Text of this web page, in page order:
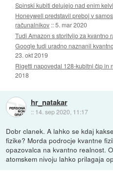
Spinski kubiti delujejo nad enim
Honeywell predstavil preboj v
računalnikov ::5. mar 2020
Tudi Amazon s storitvijo za kvantno
Google tudi uradno naznanil
23. okt 2019
Rigetti napovedal 128-kubitni čip in
2018
hr_natakar
:: 14. sep 2020, 11:17
Dobr clanek. A lahko se kdaj
fizike? Morda podrocje kvantne
opazovalca na kvantno realnost.
atomskem nivoju lahko prilagaja